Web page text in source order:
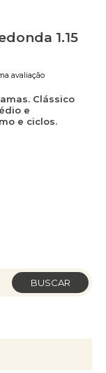
1.15
avaliação
Clássico
e
e ciclos.
BUSCAR